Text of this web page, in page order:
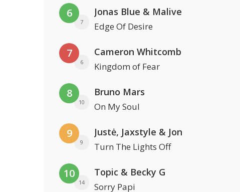
6
7
Jonas Blue & Malive
Edge Of Desire
7
6
Cameron Whitcomb
Kingdom of Fear
8
10
Bruno Mars
On My Soul
9
9
Justė, Jaxstyle & Jon
Turn The Lights Off
10
14
Topic & Becky G
Sorry Papi